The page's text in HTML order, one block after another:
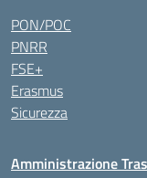
PON/POC
PNRR
FSE+
Erasmus
Sicurezza
Amministrazione